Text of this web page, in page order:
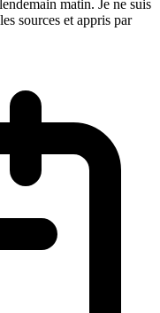
matin. Je ne suis
sources et appris par